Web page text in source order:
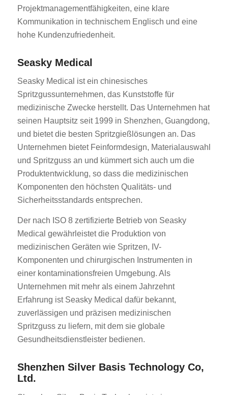
Projektmanagementfähigkeiten, eine klare
Kommunikation in technischem Englisch und eine
hohe Kundenzufriedenheit.
Seasky Medical
Seasky Medical ist ein chinesisches
Spritzgussunternehmen, das Kunststoffe für
medizinische Zwecke herstellt. Das Unternehmen hat
seinen Hauptsitz seit 1999 in Shenzhen, Guangdong,
und bietet die besten Spritzgießlösungen an. Das
Unternehmen bietet Feinformdesign, Materialauswahl
und Spritzguss an und kümmert sich auch um die
Produktentwicklung, so dass die medizinischen
Komponenten den höchsten Qualitäts- und
Sicherheitsstandards entsprechen.
Der nach ISO 8 zertifizierte Betrieb von Seasky
Medical gewährleistet die Produktion von
medizinischen Geräten wie Spritzen, IV-
Komponenten und chirurgischen Instrumenten in
einer kontaminationsfreien Umgebung. Als
Unternehmen mit mehr als einem Jahrzehnt
Erfahrung ist Seasky Medical dafür bekannt,
zuverlässigen und präzisen medizinischen
Spritzguss zu liefern, mit dem sie globale
Gesundheitsdienstleister bedienen.
Shenzhen Silver Basis Technology Co,
Ltd.